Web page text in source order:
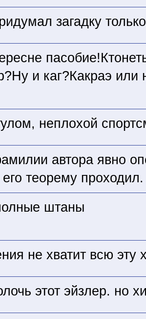
загадку
и каг?Какраэ или
неплохой
автора явно
теорему проходил.
штаны
не хватит всю эту
этот эйзлер. но